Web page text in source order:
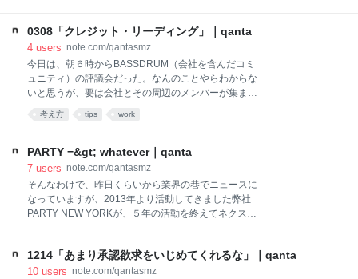
が、ニューヨークの美術館に自分のつくった何かが常
設される（もちろん作品としてではないけど）という
た。あと、ofFbo最強だ。 昨日
からリンクは載せない。誰かが言っていたが、あのジ
ャングルジムは、人が亡くなった現場の写真だ。軽々
しく見るようなものではない。 この事故が発生したの
は2016年の11月6日だ。この日はうちの結婚記念日で
もある。ゆえに、ここ２年、結婚記念日が来るたび
私たちのような、体験装置やインスタレーションをつ
たりするような類の人間は、折に触れてこの事故を思
い出して辛くなり、暗澹たる気持ちになるべきだ。 こ
この事故
0308「クレジット・リーディング」｜qanta
4 users note.com/qantasmz
今日は、朝６時からBASSDRUM（会社を含んだコミ
ュニティ）の評議会だった。なんのことやらわからな
いと思うが、要は会社とその周辺のメンバーが集まっ
て議論する会議で、今日の会議は本当に良い会議だっ
た。皆さん本当に偉い、尊い、すごい人たちで、自分
て気がおかしくなりそうだ。あんまりやると心身の調
子を崩すので、ニューヨーク時間の夜の12時以降と朝
の9時前はミーティングを入れないようにしている
が、それでもどうしても発生することがある。朝早い
ミーティングの場合は、ギリギリに起きると絶望的な
あるとか、無理くり活動を開始しておくと、生活の中
に自然に発生したミーティングとして処理できるので
考え方 tips work
PARTY −&gt; whatever｜qanta
7 users note.com/qantasmz
そんなわけで、昨日くらいから業界の巷でニュースに
なっていますが、2013年より活動してきました弊社
PARTY NEW YORKが、５年の活動を終えてネクスト
ん。仕事も切らずに継続します。 「whatever」という
名前になります。東京のdot by dot社と合体して
1214「あまり承認欲求をいじめてくれるな」｜qanta
10 users note.com/qantasmz